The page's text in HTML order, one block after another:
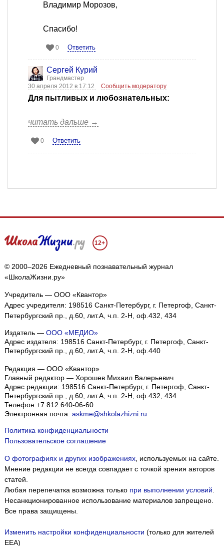
Владимир Морозов,
Спасибо!
0 Ответить
Сергей Курий
Грандмастер
30 апреля 2012 в 17:12
Сообщить модератору
Для пытливых и любознательных:
читать дальше →
0 Ответить
12+
© 2000–2026 Ежедневный познавательный журнал
«ШколаЖизни.ру»
Учредитель — ООО «Квантор»
Адрес учредителя: 198516 Санкт-Петербург, г. Петергоф, Санкт-
Петербургский пр., д.60, лит.А, ч.п. 2-Н, оф.432, 434
Издатель — ООО «МЕДИО»
Адрес издателя: 198516 Санкт-Петербург, г. Петергоф, Санкт-
Петербургский пр., д.60, лит.А, ч.п. 2-Н, оф.440
Редакция — ООО «Квантор»
Главный редактор — Хорошев Михаил Валерьевич
Адрес редакции: 198516 Санкт-Петербург, г. Петергоф Санкт-
Петербургский пр., д.60, лит.А, ч.п. 2-Н, оф.432, 434
Телефон:+7 812 640-06-60
Электронная почта: askme@shkolazhizni.ru
Политика конфиденциальности
Пользовательское соглашение
О фотографиях и других изображениях, используемых на сайте.
Мнение редакции не всегда совпадает с точкой зрения авторов
статей.
Любая перепечатка возможна только при выполнении условий
Несанкционированное использование материалов запрещено.
Все права защищены.
Изменить настройки конфиденциальности (только для жителей
EEA)